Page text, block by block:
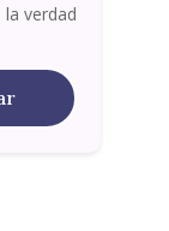
verdad